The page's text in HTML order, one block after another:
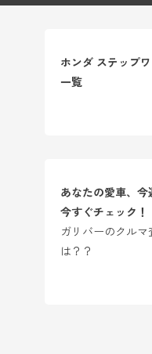
ホンダ ステップ
一覧
あなたの愛車、
今すぐチェック！
ガリバーのクル
は？？